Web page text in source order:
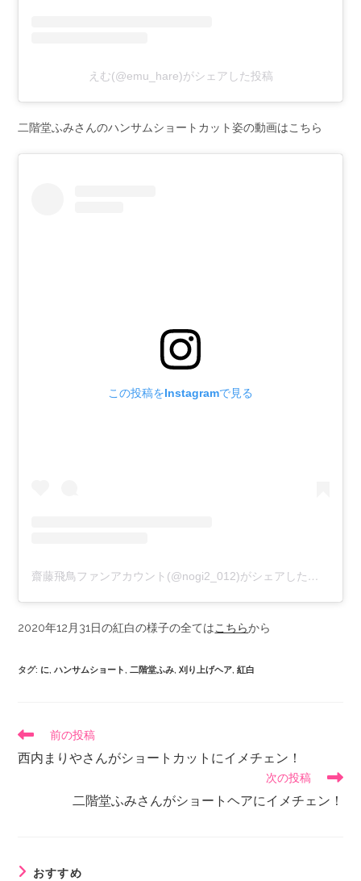
えむ(@emu_hare)がシェアした投稿
二階堂ふみさんのハンサムショートカット姿の動画はこちら
この投稿をInstagramで見る
齋藤飛鳥ファンアカウント(@nogi2_012)がシェアした投稿
2020年12月31日の紅白の様子の全てはこちらから
タグ: に ハンサムショート 二階堂ふみ 刈り上げヘア 紅白
前の投稿
西内まりやさんがショートカットにイメチェン！
次の投稿
二階堂ふみさんがショートヘアにイメチェン！
おすすめ